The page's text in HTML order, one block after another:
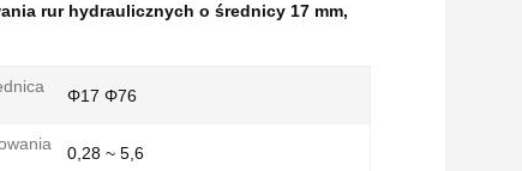
rur hydraulicznych o średnicy 17 mm,
Φ17 Φ76
0,28 ~ 5,6